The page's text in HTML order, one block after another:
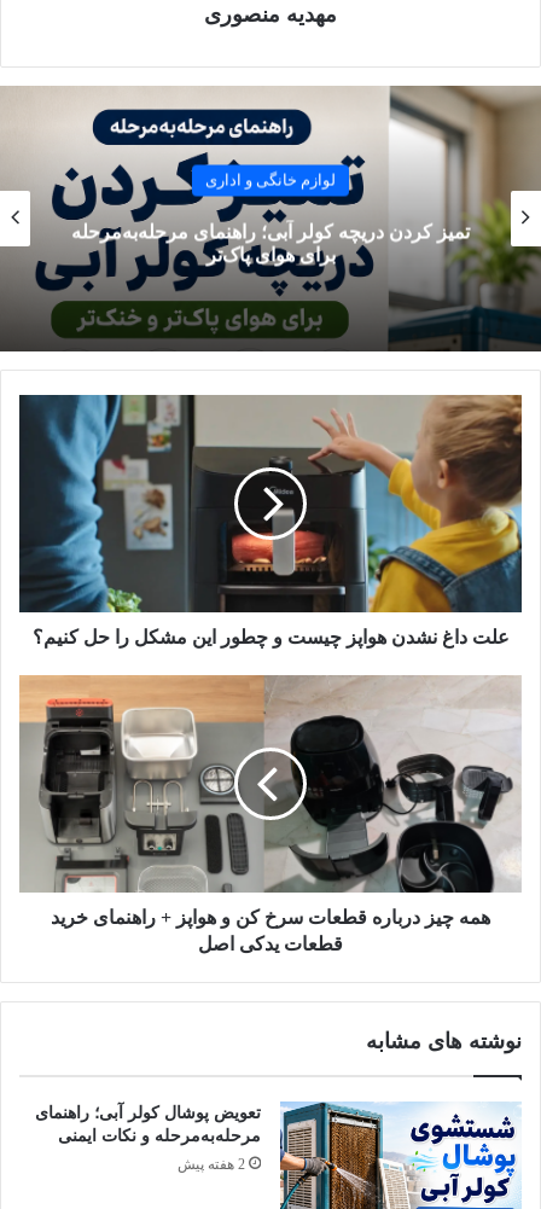
هوای داغ را در فضای کوچک مخزن به گردش درمی‌آورد. این هوای
سطحی، لایه‌ای ترد و برشته می‌دهد که شبیه سرخ‌شده به نظر
می‌رسد. بافت داخلی نیز مغزپخت و آبدار باقی می‌ماند. تفاوت
سرخ‌کن بدون روغن با سرخ‌کن روغنی عبارت‌ است از:
سرخ‌کن روغنی گرما را از‌طریق روغن انتقال می‌دهد. غذا در
روغن داغ غوطه‌ور می‌شود و حرارت از طریق تماس مستقیم
با بافت غذا منتقل خواهد شد. در‌حالی‌که هواپز برای انتقال
گرما فقط از جریان هوا استفاده می‌کند.
سرخ‌کن روغنی مقدار زیادی چربی وارد بافت غذا می‌کند که
هم پرخطر است، هم پرکالری. ولی هواپز با کاهش ۷۰ تا
۹۰درصدی مصرف روغن و کالری، بافتی تقریبا مشابه غذای
سرخ‌شده تحویل می‌دهد.
طعم غذا در سرخ‌کن روغنی غنی‌تر، سنگین‌تر و بافت آن کاملا
چرب و یکنواخت می‌شود؛ در‌حالی‌که هواپز: بافت ترد و کمی
خشک‌تر به ما می‌دهد.
خطر پاشش روغن، سوختگی و بوی تند روغن در خانه
مخصوص سرخ‌کن روغنی است و محفظه بسته و امن هواپز
خیالتان را بابت این مسائل راحت می‌کند.
انواع سرخ‌کن از نظر طراحی و
فناوری
نمی‌شود فرق سرخ‌کن کشویی و سرخ‌کن‌های دوقلو یا فرمانند را
ندانید و خرید خوبی داشته باشید! در این بخش از راهنمای خرید سرخ
کن، انواع سرخ‌کن بازار را از نظر طراحی و فناوری بررسی می‌کنیم
و مزایای هریک را مرور می‌کنیم.
مهدیه منصوری
لوازم خانگی و اداری
تمیز کردن دریچه کولر آبی؛ راهنمای مرحله‌به‌مرحله
برای هوای پاک‌تر
علت داغ نشدن هواپز چیست و چطور این مشکل را حل کنیم؟
همه چیز درباره قطعات سرخ کن و هواپز + راهنمای خرید
قطعات یدکی اصل
نوشته های مشابه
تعویض پوشال کولر آبی؛ راهنمای
مرحله‌به‌مرحله و نکات ایمنی
2 هفته پیش